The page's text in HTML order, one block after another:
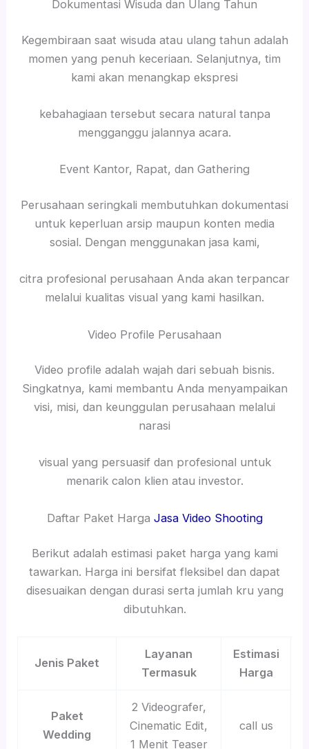
Dokumentasi Wisuda dan Ulang Tahun
Kegembiraan saat wisuda atau ulang tahun adalah
momen yang penuh keceriaan. Selanjutnya, tim
kami akan menangkap ekspresi
kebahagiaan tersebut secara natural tanpa
mengganggu jalannya acara.
Event Kantor, Rapat, dan Gathering
Perusahaan seringkali membutuhkan dokumentasi
untuk keperluan arsip maupun konten media
sosial. Dengan menggunakan jasa kami,
citra profesional perusahaan Anda akan terpancar
melalui kualitas visual yang kami hasilkan.
Video Profile Perusahaan
Video profile adalah wajah dari sebuah bisnis.
Singkatnya, kami membantu Anda menyampaikan
visi, misi, dan keunggulan perusahaan melalui
narasi
visual yang persuasif dan profesional untuk
menarik calon klien atau investor.
Daftar Paket Harga Jasa Video Shooting
Berikut adalah estimasi paket harga yang kami
tawarkan. Harga ini bersifat fleksibel dan dapat
disesuaikan dengan durasi serta jumlah kru yang
dibutuhkan.
Jenis Paket
Layanan
Termasuk
Estimasi
Harga
Paket
Wedding
2 Videografer,
Cinematic Edit,
1 Menit Teaser
call us